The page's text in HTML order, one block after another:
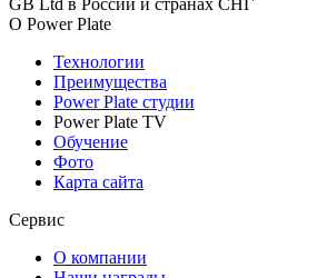
О Power Plate
Технологии
Преимущества
Power Plate студии
Power Plate TV
Обучение
Фото
Карта сайта
Сервис
О компании